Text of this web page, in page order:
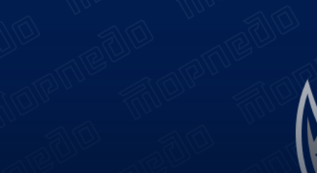
Текстовые
Фотобанк